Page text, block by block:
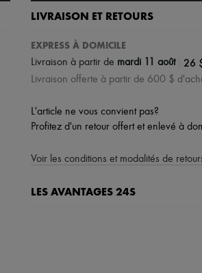
LIVRAISON ET RETOURS
EXPRESS À DOMICILE
Livraison à partir de mardi 11 août 26
Livraison offerte à partir de 600 $
L'article ne vous convient pas?
Profitez d'un retour offert et enlevé à
Voir les conditions et modalités de
LES AVANTAGES 24S